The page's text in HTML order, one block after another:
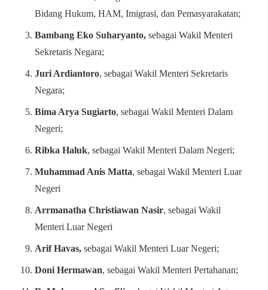
Bidang Hukum, HAM, Imigrasi, dan Pemasyarakatan;
Bambang Eko Suharyanto, sebagai Wakil Menteri
Sekretaris Negara;
Juri Ardiantoro, sebagai Wakil Menteri Sekretaris
Negara;
Bima Arya Sugiarto, sebagai Wakil Menteri Dalam
Negeri;
Ribka Haluk, sebagai Wakil Menteri Dalam Negeri;
Muhammad Anis Matta, sebagai Wakil Menteri Luar
Negeri
Arrmanatha Christiawan Nasir, sebagai Wakil
Menteri Luar Negeri
Arif Havas, sebagai Wakil Menteri Luar Negeri;
Doni Hermawan, sebagai Wakil Menteri Pertahanan;